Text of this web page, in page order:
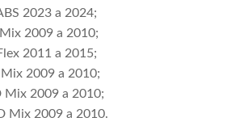
2023 a 2024;
2009 a 2010;
2011 a 2015;
2009 a 2010;
Mix 2009 a 2010;
Mix 2009 a 2010.